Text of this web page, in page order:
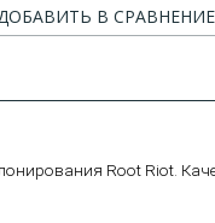
В СРАВНЕНИЕ
Root Riot.